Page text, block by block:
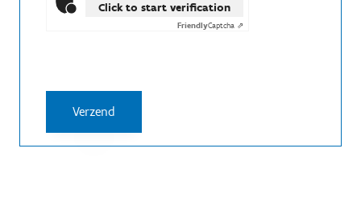
Click to start verification
FriendlyCaptcha ⇗